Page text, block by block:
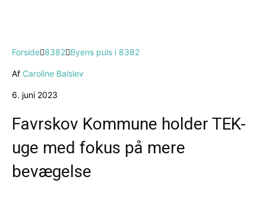
Forside 8382 Byens puls i 8382
Af Caroline Balslev
6. juni 2023
Favrskov Kommune holder TEK-
uge med fokus på mere
bevægelse